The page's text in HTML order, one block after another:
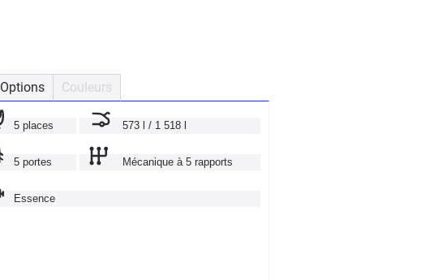
Options Couleurs
5 places 573 l / 1 518 l
5 portes Mécanique à 5 rapports
Essence